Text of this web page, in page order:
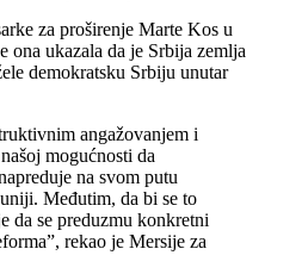
za proširenje Marte Kos u
ona ukazala da je Srbija zemlja
demokratsku Srbiju unutar
angažovanjem i
mogućnosti da
na svom putu
Međutim, da bi se to
da se preduzmu konkretni
rekao je Mersije za